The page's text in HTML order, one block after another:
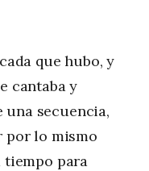
que hubo, y
cantaba y
una secuencia,
por lo mismo
tiempo para